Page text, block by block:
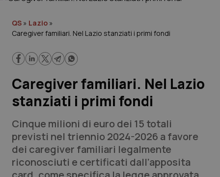
Cronache
Lavoro e Professioni
Scienza e Farmaci
Studi e Analisi
Lettere al direttore
QS » Lazio »
Caregiver familiari. Nel Lazio stanziati i primi fondi
Caregiver familiari. Nel Lazio
stanziati i primi fondi
Cinque milioni di euro dei 15 totali
previsti nel triennio 2024-2026 a favore
dei caregiver familiari legalmente
riconosciuti e certificati dall’apposita